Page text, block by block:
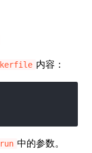
内容：
run 中的参数。